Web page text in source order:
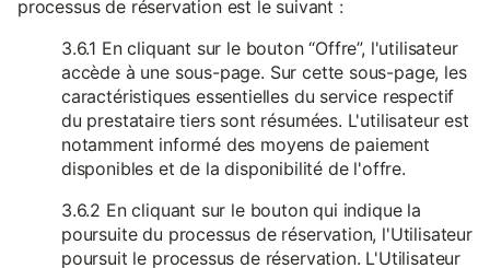
processus de réservation est le suivant :
3.6.1 En cliquant sur le bouton “Offre”, l'utilisateur
accède à une sous-page. Sur cette sous-page, les
caractéristiques essentielles du service respectif
du prestataire tiers sont résumées. L'utilisateur est
notamment informé des moyens de paiement
disponibles et de la disponibilité de l'offre.
3.6.2 En cliquant sur le bouton qui indique la
poursuite du processus de réservation, l'Utilisateur
poursuit le processus de réservation. L'Utilisateur